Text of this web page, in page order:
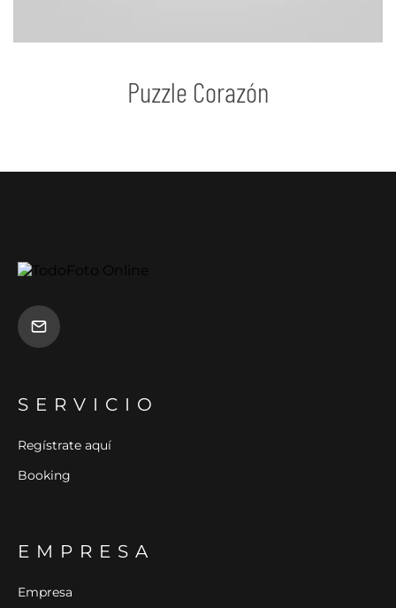
Puzzle Corazón
SERVICIO
Regístrate aquí
Booking
EMPRESA
Empresa